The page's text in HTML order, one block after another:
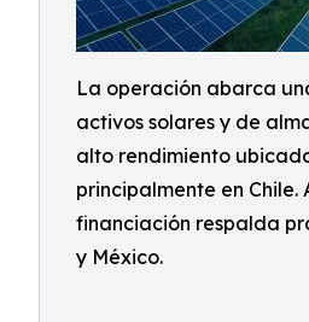
La operación abarca
activos solares y de
alto rendimiento
principalmente en Chile.
financiación respalda
y México.